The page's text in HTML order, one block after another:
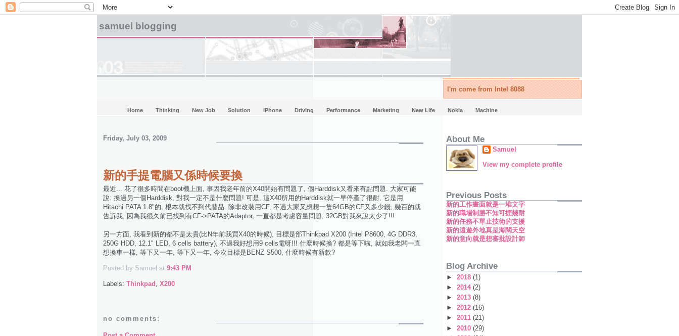
samuel blogging
I'm come from Intel 8088
Home Thinking New Job Solution iPhone Driving Performance Marketing New Life Nokia Machine
Friday, July 03, 2009
新的手提電腦又係時候要換
最近... 花了很多時間在boot機上面, 事因我老年前的X40開始有問題了, 個Harddisk又看來有點問題. 大家可能
說: 換過另一個Harddisk, 對我一定不是什麼問題! 可是, 這X40所用的Harddisk就一早停產了很耐, 它是用
Hitachi PATA 1.8"的, 根本就找不到代替品. 除非改裝用CF, 不過大家又想想一隻64GB的CF又多少錢, 幾百的就
告訴我, 因為我很久前已找到有CF->PATA的Adaptor, 一直都是考慮容量問題, 32GB對我來說太少了!!!
另一方面, 我看到新的都不是太貴(比N年前我買X40的時候), 目標是部Thinkpad X200 (Intel P8600, 4G DDR3,
250G HDD, 12.1" LED, 6 cells battery), 不過我好想用9 cells電呀!!! 什麼時候換? 都是等下啦, 就如我老闆一直
想換車一樣, 等下又一年, 等下又一年, 今次目標是BENZ S500, 什麼時候有新款?
Posted by Samuel at 9:43 PM
Labels: Thinkpad X200
no comments:
About Me
Samuel
View my complete profile
Previous Posts
新的工作畫面就是一堆文字
新的職場制勝不知可捱幾耐
新的任務不單止技術的支援
新的遠遊外地真是海闊天空
新的意向就是想審批設計師
Blog Archive
►2018(1)
►2014(2)
►2013(8)
►2012(16)
►2011(21)
►2010(29)